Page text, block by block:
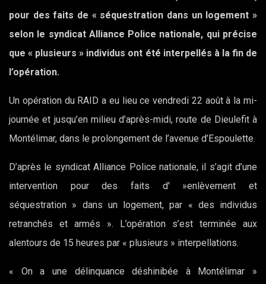
pour des faits de « séquestration dans un logement »
selon le syndicat Alliance Police nationale, qui précise
que « plusieurs » individus ont été interpellés à la fin de
l’opération.
Un opération du RAID a eu lieu ce vendredi 22 août à la mi-
journée et jusqu’en milieu d’après-midi, route de Dieulefit à
Montélimar, dans le prolongement de l’avenue d’Espoulette.
D’après le syndicat Alliance Police nationale, il s’agit d’une
intervention pour des faits d' »enlèvement et
séquestration » dans un logement, par « des individus
retranchés et armés ». L’opération s’est terminée aux
alentours de 15 heures par « plusieurs » interpellations.
« On a une délinquance déshinibée à Montélimar »